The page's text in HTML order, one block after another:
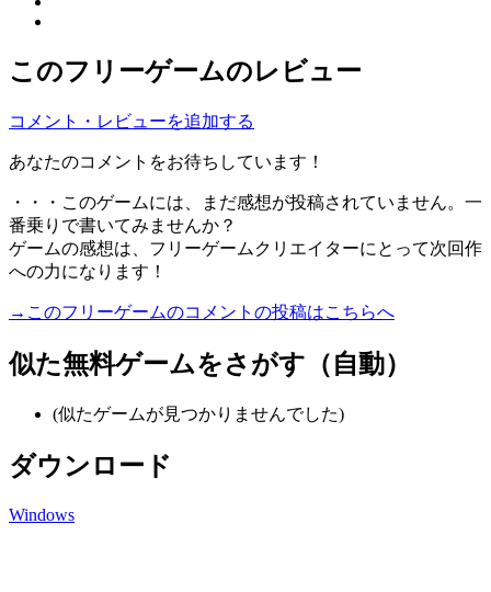
このフリーゲームのレビュー
コメント・レビューを追加する
あなたのコメントをお待ちしています！
・・・このゲームには、まだ感想が投稿されていません。一
番乗りで書いてみませんか？
ゲームの感想は、フリーゲームクリエイターにとって次回作
への力になります！
→このフリーゲームのコメントの投稿はこちらへ
似た無料ゲームをさがす（自動）
(似たゲームが見つかりませんでした)
ダウンロード
Windows